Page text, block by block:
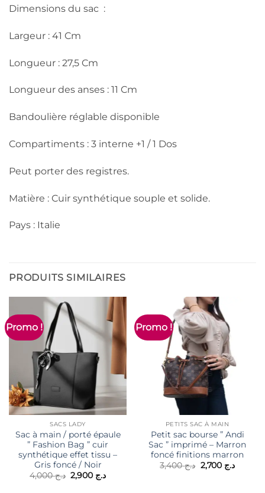
Dimensions du sac :
Largeur : 41 Cm
Longueur : 27,5 Cm
Longueur des anses : 11 Cm
Bandoulière réglable disponible
Compartiments : 3 interne +1 / 1 Dos
Peut porter des registres.
Matière : Cuir synthétique souple et solide.
Pays : Italie
PRODUITS SIMILAIRES
Promo !
SACS LADY
Sac à main / porté épaule
” Fashion Bag ” cuir
synthétique effet tissu –
Gris foncé / Noir
د.ج4,000
Le
prix
د.جLe
Promo !
PETITS SAC À MAIN
Petit sac bourse ” Andi
Sac ” imprimé – Marron
foncé finitions marron
د.ج3,400
Le
prix
د.ج 2,700
Le